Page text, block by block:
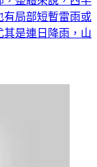
有局部短暫雷雨或
其是連日降雨，山